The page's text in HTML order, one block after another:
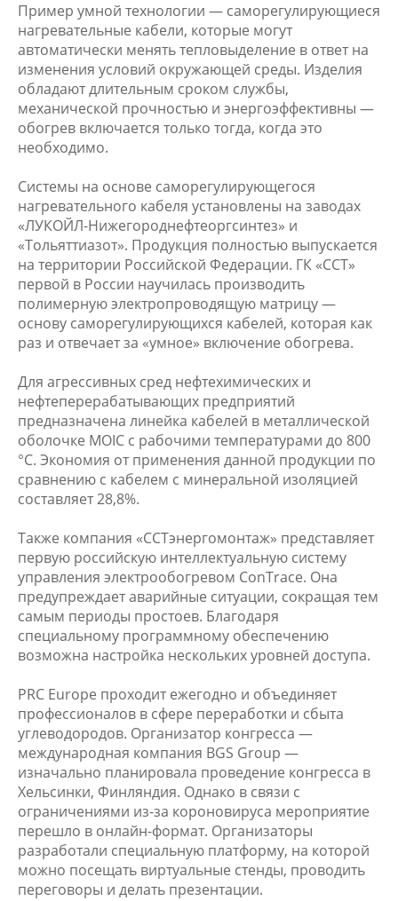
Пример умной технологии — саморегулирующиеся
нагревательные кабели, которые могут
автоматически менять тепловыделение в ответ на
изменения условий окружающей среды. Изделия
обладают длительным сроком службы,
механической прочностью и энергоэффективны —
обогрев включается только тогда, когда это
необходимо.
Системы на основе саморегулирующегося
нагревательного кабеля установлены на заводах
«ЛУКОЙЛ-Нижегороднефтеоргсинтез» и
«Тольяттиазот». Продукция полностью выпускается
на территории Российской Федерации. ГК «ССТ»
первой в России научилась производить
полимерную электропроводящую матрицу —
основу саморегулирующихся кабелей, которая как
раз и отвечает за «умное» включение обогрева.
Для агрессивных сред нефтехимических и
нефтеперерабатывающих предприятий
предназначена линейка кабелей в металлической
оболочке MOIC с рабочими температурами до 800
°C. Экономия от применения данной продукции по
сравнению с кабелем с минеральной изоляцией
составляет 28,8%.
Также компания «ССТэнергомонтаж» представляет
первую российскую интеллектуальную систему
управления электрообогревом ConTrace. Она
предупреждает аварийные ситуации, сокращая тем
самым периоды простоев. Благодаря
специальному программному обеспечению
возможна настройка нескольких уровней доступа.
PRC Europe проходит ежегодно и объединяет
профессионалов в сфере переработки и сбыта
углеводородов. Организатор конгресса —
международная компания BGS Group —
изначально планировала проведение конгресса в
Хельсинки, Финляндия. Однако в связи с
ограничениями из-за короновируса мероприятие
перешло в онлайн-формат. Организаторы
разработали специальную платформу, на которой
можно посещать виртуальные стенды, проводить
переговоры и делать презентации.